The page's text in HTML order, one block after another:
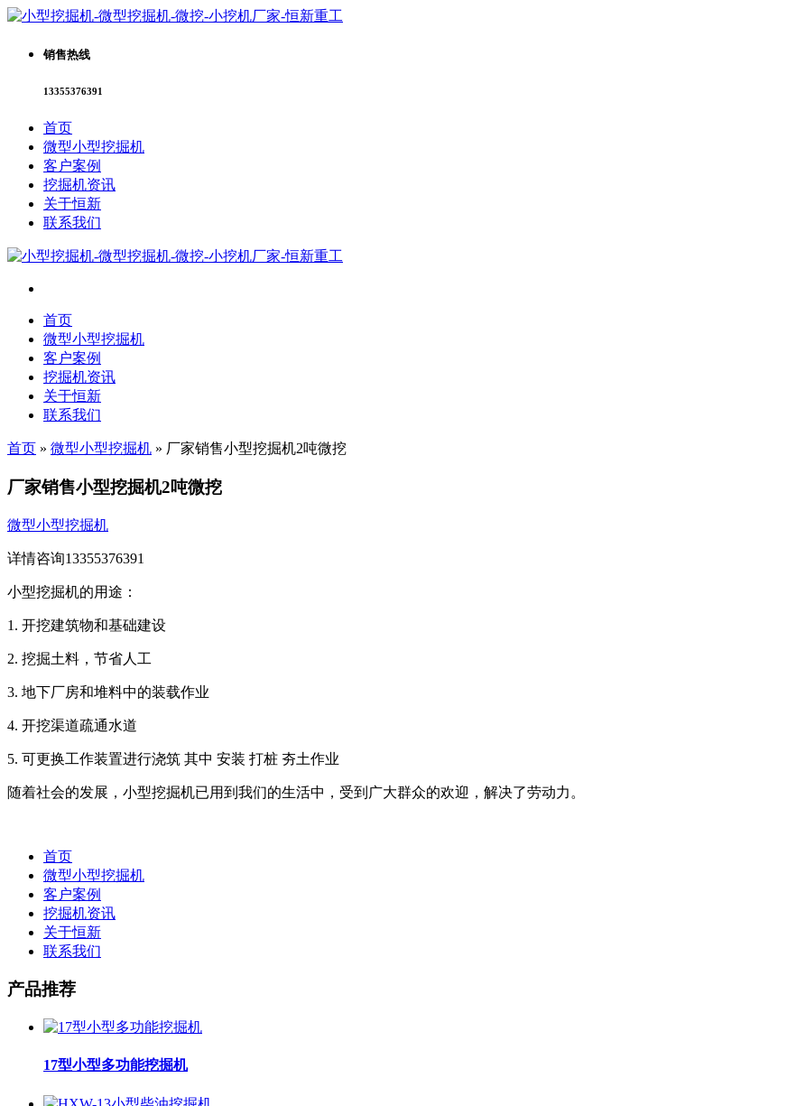
销售热线
13355376391
首页
微型小型挖掘机
客户案例
挖掘机资讯
关于恒新
联系我们
首页
微型小型挖掘机
客户案例
挖掘机资讯
关于恒新
联系我们
首页 » 微型小型挖掘机 » 厂家销售小型挖掘机2吨微挖
厂家销售小型挖掘机2吨微挖
微型小型挖掘机
详情咨询13355376391
小型挖掘机的用途：
1. 开挖建筑物和基础建设
2. 挖掘土料，节省人工
3. 地下厂房和堆料中的装载作业
4. 开挖渠道疏通水道
5. 可更换工作装置进行浇筑 其中 安装 打桩 夯土作业
随着社会的发展，小型挖掘机已用到我们的生活中，受到广大群众的欢迎，解决了劳动力。
首页
微型小型挖掘机
客户案例
挖掘机资讯
关于恒新
联系我们
产品推荐
17型小型多功能挖掘机